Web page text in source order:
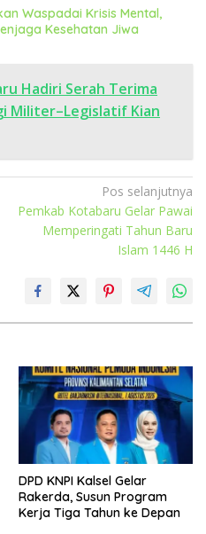
Waspadai Krisis Mental,
Kesehatan Jiwa
Hadiri Serah Terima
Militer–Legislatif Kian
Pos selanjutnya
Pemkab Kotabaru Gelar Pawai
Memperingati Tahun Baru
Islam 1446 H
DPD KNPI Kalsel Gelar
Rakerda, Susun Program
Kerja Tiga Tahun ke Depan